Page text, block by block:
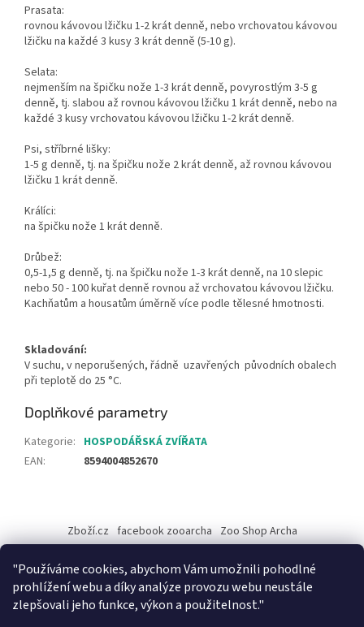
"Používáme cookies, abychom Vám umožnili pohodlné
prohlížení webu a díky analýze provozu webu neustále
zlepšovali jeho funkce, výkon a použitelnost."
Prasata:
rovnou kávovou lžičku 1-2 krát denně, nebo vrchovatou kávovou
lžičku na každé 3 kusy 3 krát denně (5-10 g).
Selata:
nejmenším na špičku nože 1-3 krát denně, povyrostlým 3-5 g
denně, tj. slabou až rovnou kávovou lžičku 1 krát denně, nebo na
každé 3 kusy vrchovatou kávovou lžičku 1-2 krát denně.
Psi, stříbrné lišky:
1-5 g denně, tj. na špičku nože 2 krát denně, až rovnou kávovou
lžičku 1 krát denně.
Králíci:
na špičku nože 1 krát denně.
Drůbež:
0,5-1,5 g denně, tj. na špičku nože 1-3 krát denně, na 10 slepic
nebo 50 - 100 kuřat denně rovnou až vrchovatou kávovou lžičku.
Kachňatům a housatům úměrně více podle tělesné hmotnosti.
Skladování:
V suchu, v neporušených, řádně uzavřených původních obalech
při teplotě do 25 °C.
Doplňkové parametry
Kategorie: HOSPODÁŘSKÁ ZVÍŘATA
EAN: 8594004852670
p
Zboží.cz facebook zooarcha Zoo Shop Archa
KRMIVA ENERGYS pro koně - GRANULE